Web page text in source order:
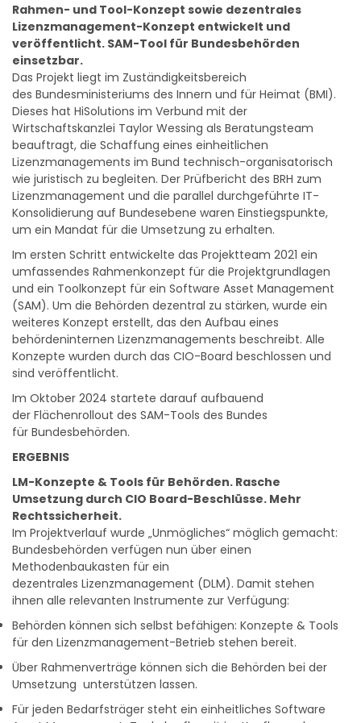
Rahmen- und Tool-Konzept sowie dezentrales
Lizenzmanagement-Konzept entwickelt und
veröffentlicht. SAM-Tool für Bundesbehörden
einsetzbar.
Das Projekt liegt im Zuständigkeitsbereich
des Bundesministeriums des Innern und für Heimat (BMI).
Dieses hat HiSolutions im Verbund mit der
Wirtschaftskanzlei Taylor Wessing als Beratungsteam
beauftragt, die Schaffung eines einheitlichen
Lizenzmanagements im Bund technisch-organisatorisch
wie juristisch zu begleiten. Der Prüfbericht des BRH zum
Lizenzmanagement und die parallel durchgeführte IT-
Konsolidierung auf Bundesebene waren Einstiegspunkte,
um ein Mandat für die Umsetzung zu erhalten.
Im ersten Schritt entwickelte das Projektteam 2021 ein
umfassendes Rahmenkonzept für die Projektgrundlagen
und ein Toolkonzept für ein Software Asset Management
(SAM). Um die Behörden dezentral zu stärken, wurde ein
weiteres Konzept erstellt, das den Aufbau eines
behördeninternen Lizenzmanagements beschreibt. Alle
Konzepte wurden durch das CIO-Board beschlossen und
sind veröffentlicht.
Im Oktober 2024 startete darauf aufbauend
der Flächenrollout des SAM-Tools des Bundes
für Bundesbehörden.
ERGEBNIS
LM-Konzepte & Tools für Behörden. Rasche
Umsetzung durch CIO Board-Beschlüsse. Mehr
Rechtssicherheit.
Im Projektverlauf wurde „Unmögliches“ möglich gemacht:
Bundesbehörden verfügen nun über einen
Methodenbaukasten für ein
dezentrales Lizenzmanagement (DLM). Damit stehen
ihnen alle relevanten Instrumente zur Verfügung:
Behörden können sich selbst befähigen: Konzepte & Tools
für den Lizenzmanagement-Betrieb stehen bereit.
Über Rahmenverträge können sich die Behörden bei der
Umsetzung unterstützen lassen.
Für jeden Bedarfsträger steht ein einheitliches Software